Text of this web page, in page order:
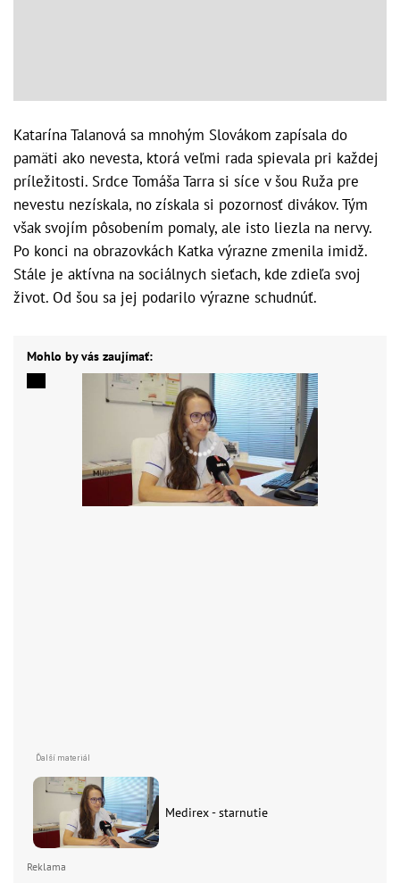
Katarína Talanová sa mnohým Slovákom zapísala do
pamäti ako nevesta, ktorá veľmi rada spievala pri každej
príležitosti. Srdce Tomáša Tarra si síce v šou Ruža pre
nevestu nezískala, no získala si pozornosť divákov. Tým
však svojím pôsobením pomaly, ale isto liezla na nervy.
Po konci na obrazovkách Katka výrazne zmenila imidž.
Stále je aktívna na sociálnych sieťach, kde zdieľa svoj
život. Od šou sa jej podarilo výrazne schudnúť.
Mohlo by vás zaujímať:
Medirex - starnutie
Reklama